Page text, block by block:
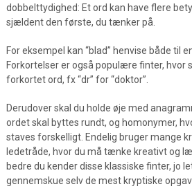
dobbelttydighed: Et ord kan have flere
sjældent den første, du tænker på.
For eksempel kan “blad” henvise både til
Forkortelser er også populære finter, hvor
forkortet ord, fx “dr” for “doktor”.
Derudover skal du holde øje med
ordet skal byttes rundt, og homonymer,
staves forskelligt. Endelig bruger mange
ledetråde, hvor du må tænke kreativt og
bedre du kender disse klassiske finter, jo
gennemskue selv de mest kryptiske